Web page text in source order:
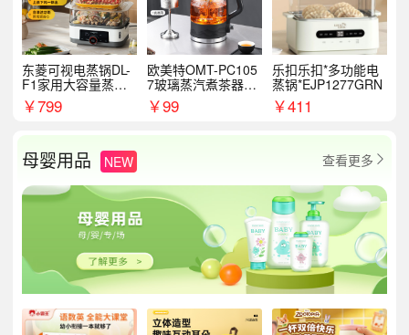
东菱可视电蒸锅DL-
F1家用大容量蒸炖
锅
￥799
欧美特OMT-PC105
7玻璃蒸汽煮茶器黑
茶泡茶具茶壶花茶壶
￥99
乐扣乐扣*多功能电
蒸锅*EJP1277GRN
￥411
母婴用品 NEW 查看更多 